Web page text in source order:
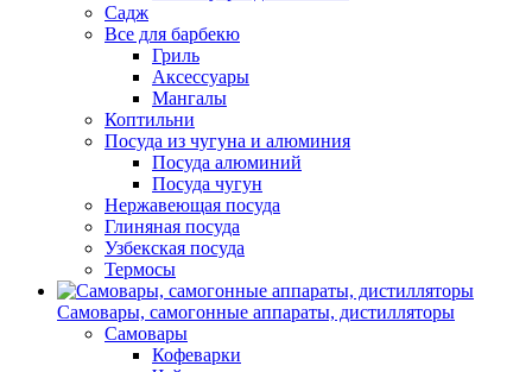
Садж
Все для барбекю
Гриль
Аксессуары
Мангалы
Коптильни
Посуда из чугуна и алюминия
Посуда алюминий
Посуда чугун
Нержавеющая посуда
Глиняная посуда
Узбекская посуда
Термосы
Самовары, самогонные аппараты, дистилляторы
Самовары
Кофеварки